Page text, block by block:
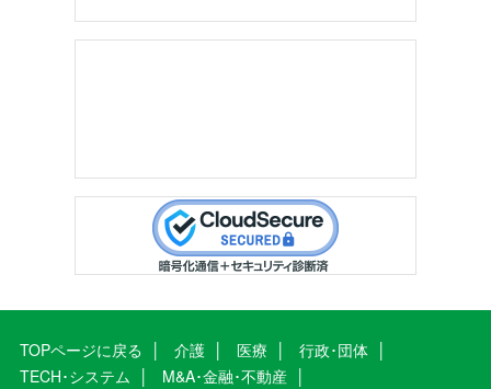
TOPページに戻る 介護 医療
行政･団体
TECH･システム
M&A･金融･不動産